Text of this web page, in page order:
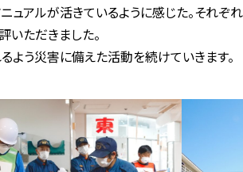
アルが活きているように感じた。それぞ
いただきました。
う災害に備えた活動を続けていきます。